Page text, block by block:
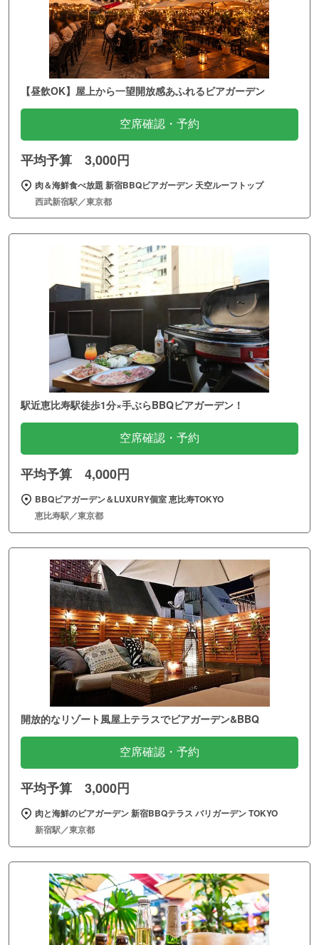
【昼飲OK】屋上から一望開放感あふれるビアガーデン
空席確認・予約
平均予算 3,000円
肉＆海鮮食べ放題 新宿BBQビアガーデン 天空ルーフトップ
西武新宿駅／東京都
駅近恵比寿駅徒歩1分×手ぶらBBQビアガーデン！
空席確認・予約
平均予算 4,000円
BBQビアガーデン＆LUXURY個室 恵比寿TOKYO
恵比寿駅／東京都
開放的なリゾート風屋上テラスでビアガーデン&BBQ
空席確認・予約
平均予算 3,000円
肉と海鮮のビアガーデン 新宿BBQテラス バリガーデン TOKYO
新宿駅／東京都